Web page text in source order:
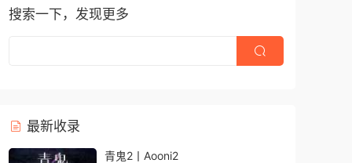
搜索一下，发现更多
最新收录
青鬼2丨Aooni2